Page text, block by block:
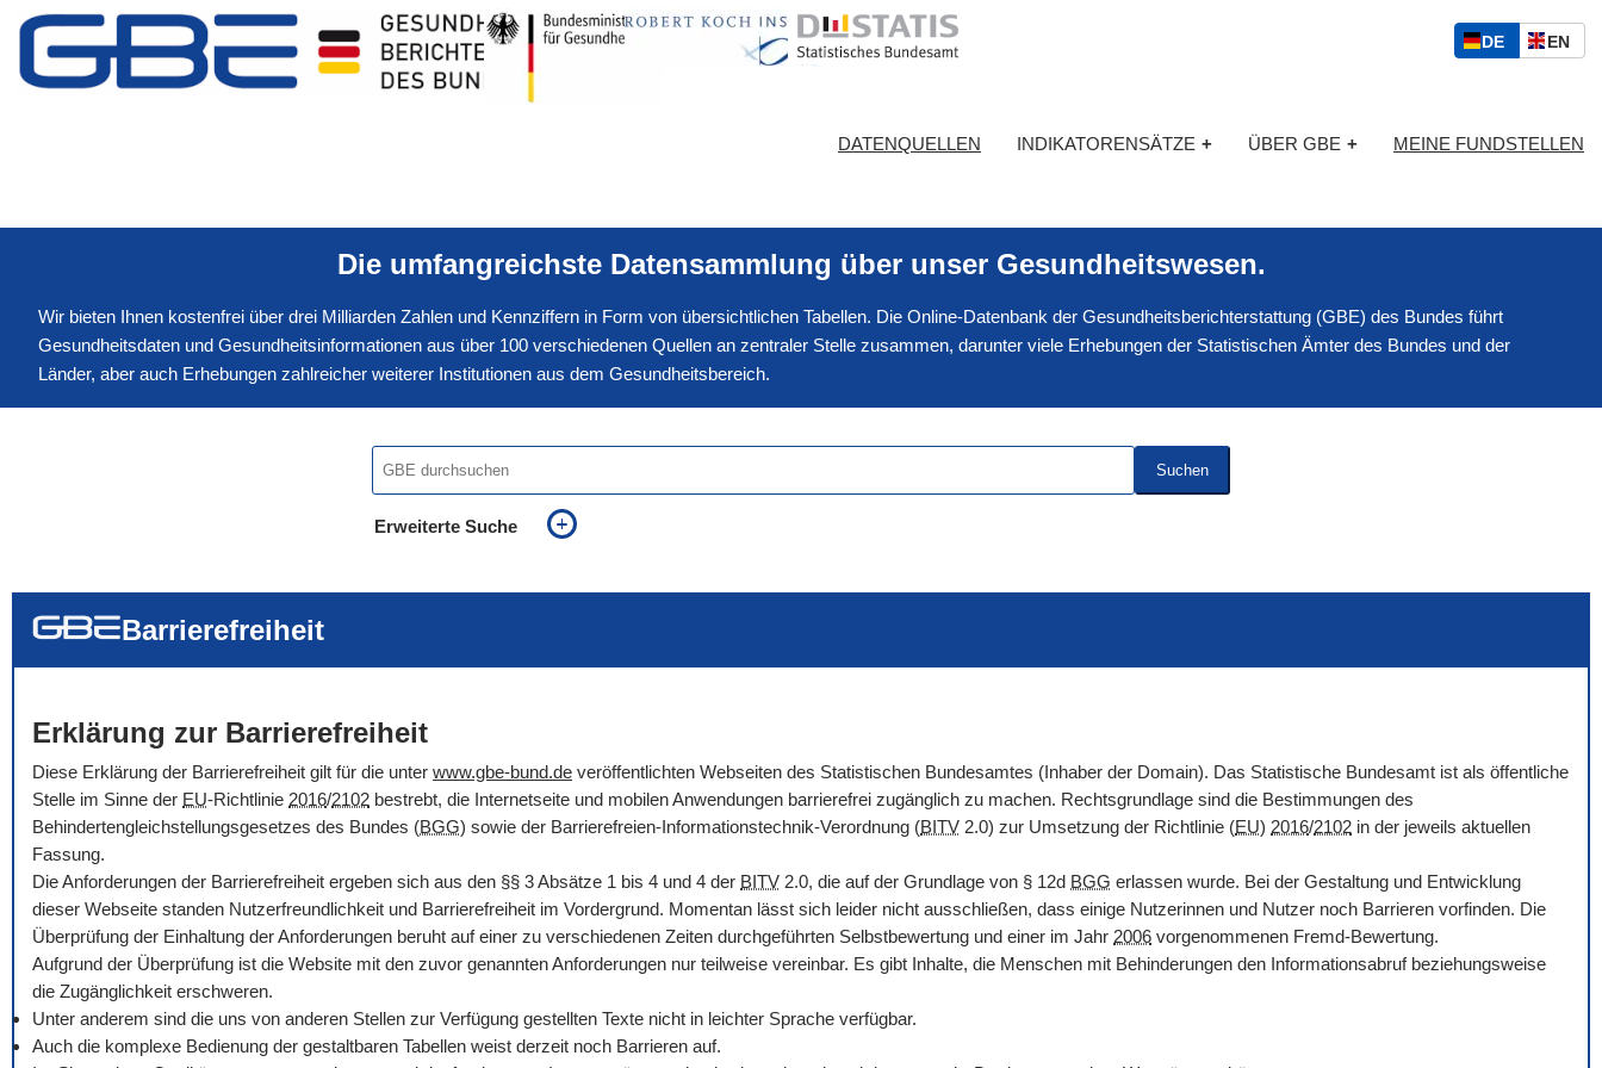
S
p
c
h
l
DED
S
ENE
I
H
DATENQUELLEN INDIKATORENSÄTZE + ÜBER GBE + MEINE FUNDSTELLEN
Die umfangreichste Datensammlung über unser Gesundheitswesen.
Wir bieten Ihnen kostenfrei über drei Milliarden Zahlen und Kennziffern in Form von übersichtlichen Tabellen. Die Online-Datenbank der Gesundheitsberichterstattung (GBE) des Bundes führt
Gesundheitsdaten und Gesundheitsinformationen aus über 100 verschiedenen Quellen an zentraler Stelle zusammen, darunter viele Erhebungen der Statistischen Ämter des Bundes und der
Länder, aber auch Erhebungen zahlreicher weiterer Institutionen aus dem Gesundheitsbereich.
Suchen
Erweiterte Suche
Barrierefreiheit
Erklärung zur Barrierefreiheit
Diese Erklärung der Barrierefreiheit gilt für die unter www.gbe-bund.de veröffentlichten Webseiten des Statistischen Bundesamtes (Inhaber der Domain). Das Statistische Bundesamt ist als öffentliche
Stelle im Sinne der EU-Richtlinie 2016/2102 bestrebt, die Internetseite und mobilen Anwendungen barrierefrei zugänglich zu machen. Rechtsgrundlage sind die Bestimmungen des
Behindertengleichstellungsgesetzes des Bundes (BGG) sowie der Barrierefreien-Informationstechnik-Verordnung (BITV 2.0) zur Umsetzung der Richtlinie (EU) 2016/2102 in der jeweils aktuellen
Fassung.
Die Anforderungen der Barrierefreiheit ergeben sich aus den §§ 3 Absätze 1 bis 4 und 4 der BITV 2.0, die auf der Grundlage von § 12d BGG erlassen wurde. Bei der Gestaltung und Entwicklung
dieser Webseite standen Nutzerfreundlichkeit und Barrierefreiheit im Vordergrund. Momentan lässt sich leider nicht ausschließen, dass einige Nutzerinnen und Nutzer noch Barrieren vorfinden. Die
Überprüfung der Einhaltung der Anforderungen beruht auf einer zu verschiedenen Zeiten durchgeführten Selbstbewertung und einer im Jahr 2006 vorgenommenen Fremd-Bewertung.
Aufgrund der Überprüfung ist die Website mit den zuvor genannten Anforderungen nur teilweise vereinbar. Es gibt Inhalte, die Menschen mit Behinderungen den Informationsabruf beziehungsweise
die Zugänglichkeit erschweren.
Unter anderem sind die uns von anderen Stellen zur Verfügung gestellten Texte nicht in leichter Sprache verfügbar.
Auch die komplexe Bedienung der gestaltbaren Tabellen weist derzeit noch Barrieren auf.